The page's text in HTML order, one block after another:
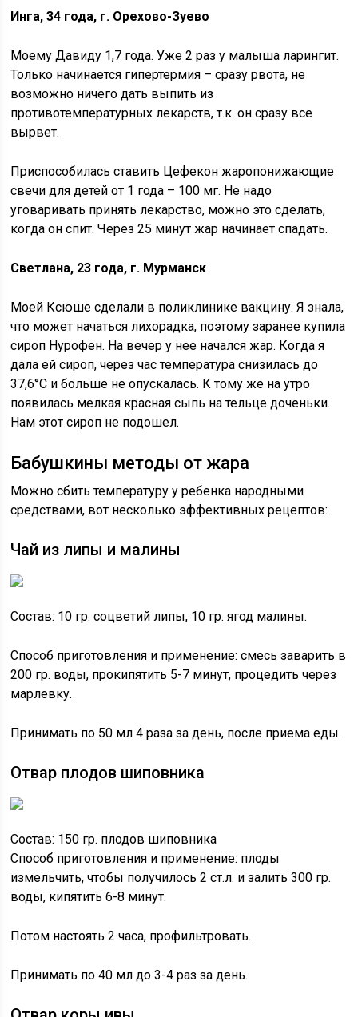
Инга, 34 года, г. Орехово-Зуево
Моему Давиду 1,7 года. Уже 2 раз у малыша ларингит.
Только начинается гипертермия – сразу рвота, не
возможно ничего дать выпить из
противотемпературных лекарств, т.к. он сразу все
вырвет.
Приспособилась ставить Цефекон жаропонижающие
свечи для детей от 1 года – 100 мг. Не надо
уговаривать принять лекарство, можно это сделать,
когда он спит. Через 25 минут жар начинает спадать.
Светлана, 23 года, г. Мурманск
Моей Ксюше сделали в поликлинике вакцину. Я знала,
что может начаться лихорадка, поэтому заранее купила
сироп Нурофен. На вечер у нее начался жар. Когда я
дала ей сироп, через час температура снизилась до
37,6°C и больше не опускалась. К тому же на утро
появилась мелкая красная сыпь на тельце доченьки.
Нам этот сироп не подошел.
Бабушкины методы от жара
Можно сбить температуру у ребенка народными
средствами, вот несколько эффективных рецептов:
Чай из липы и малины
Состав: 10 гр. соцветий липы, 10 гр. ягод малины.
Способ приготовления и применение: смесь заварить в
200 гр. воды, прокипятить 5-7 минут, процедить через
марлевку.
Принимать по 50 мл 4 раза за день, после приема еды.
Отвар плодов шиповника
Состав: 150 гр. плодов шиповника
Способ приготовления и применение: плоды
измельчить, чтобы получилось 2 ст.л. и залить 300 гр.
воды, кипятить 6-8 минут.
Потом настоять 2 часа, профильтровать.
Принимать по 40 мл до 3-4 раз за день.